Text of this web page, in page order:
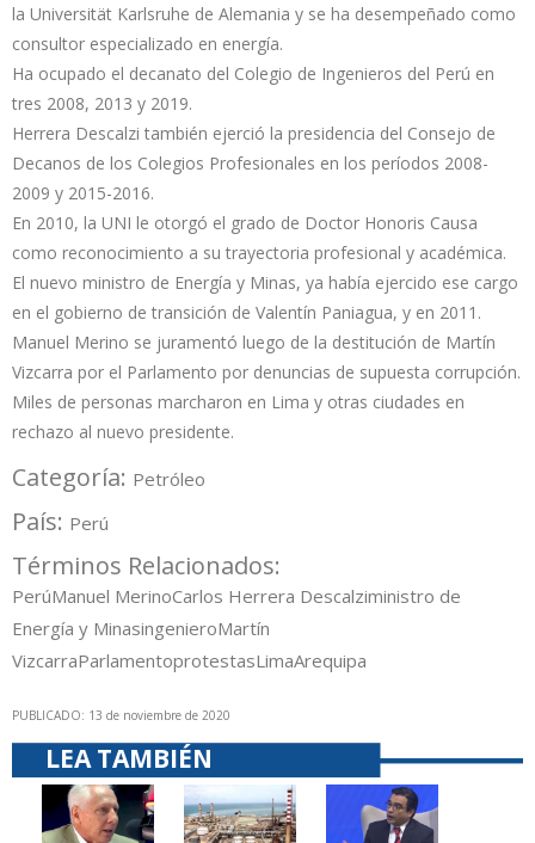
la Universität Karlsruhe de Alemania y se ha desempeñado como
consultor especializado en energía.
Ha ocupado el decanato del Colegio de Ingenieros del Perú en
tres 2008, 2013 y 2019.
Herrera Descalzi también ejerció la presidencia del Consejo de
Decanos de los Colegios Profesionales en los períodos 2008-
2009 y 2015-2016.
En 2010, la UNI le otorgó el grado de Doctor Honoris Causa
como reconocimiento a su trayectoria profesional y académica.
El nuevo ministro de Energía y Minas, ya había ejercido ese cargo
en el gobierno de transición de Valentín Paniagua, y en 2011.
Manuel Merino se juramentó luego de la destitución de Martín
Vizcarra por el Parlamento por denuncias de supuesta corrupción.
Miles de personas marcharon en Lima y otras ciudades en
rechazo al nuevo presidente.
Categoría: Petróleo
País: Perú
Términos Relacionados:
PerúManuel MerinoCarlos Herrera Descalziministro de
Energía y MinasingenieroMartín
VizcarraParlamentoprotestasLimaArequipa
PUBLICADO: 13 de noviembre de 2020
LEA TAMBIÉN